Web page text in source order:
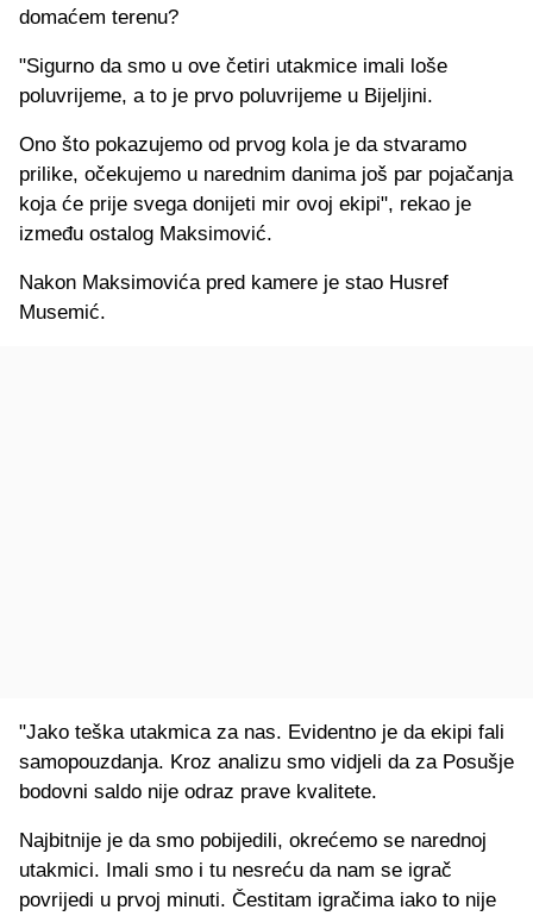
domaćem terenu?
"Sigurno da smo u ove četiri utakmice imali loše
poluvrijeme, a to je prvo poluvrijeme u Bijeljini.
Ono što pokazujemo od prvog kola je da stvaramo
prilike, očekujemo u narednim danima još par pojačanja
koja će prije svega donijeti mir ovoj ekipi", rekao je
između ostalog Maksimović.
Nakon Maksimovića pred kamere je stao Husref
Musemić.
"Jako teška utakmica za nas. Evidentno je da ekipi fali
samopouzdanja. Kroz analizu smo vidjeli da za Posušje
bodovni saldo nije odraz prave kvalitete.
Najbitnije je da smo pobijedili, okrećemo se narednoj
utakmici. Imali smo i tu nesreću da nam se igrač
povrijedi u prvoj minuti. Čestitam igračima iako to nije